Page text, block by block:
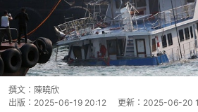
撰文： 陳曉欣
出版： 2025-06-19 20:12 更新： 2025-06-20